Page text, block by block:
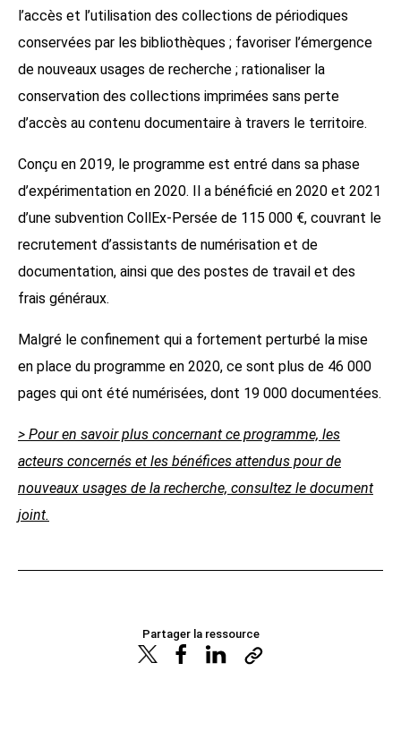
l’accès et l’utilisation des collections de périodiques
conservées par les bibliothèques ; favoriser l’émergence
de nouveaux usages de recherche ; rationaliser la
conservation des collections imprimées sans perte
d’accès au contenu documentaire à travers le territoire.
Conçu en 2019, le programme est entré dans sa phase
d’expérimentation en 2020. Il a bénéficié en 2020 et 2021
d’une subvention CollEx-Persée de 115 000 €, couvrant le
recrutement d’assistants de numérisation et de
documentation, ainsi que des postes de travail et des
frais généraux.
Malgré le confinement qui a fortement perturbé la mise
en place du programme en 2020, ce sont plus de 46 000
pages qui ont été numérisées, dont 19 000 documentées.
> Pour en savoir plus concernant ce programme, les
acteurs concernés et les bénéfices attendus pour de
nouveaux usages de la recherche, consultez le document
joint.
Partager la ressource